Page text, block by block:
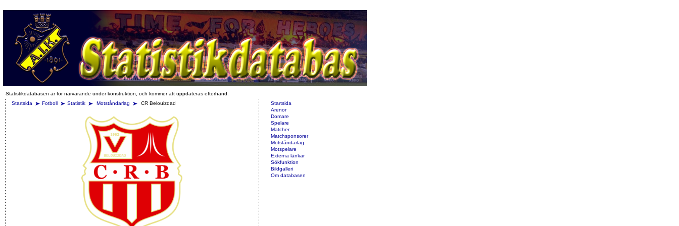
Statistikdatabasen är för närvarande under konstruktion, och kommer att uppdateras efterhand.
Startsida
Fotboll Statistik Motståndarlag CR Belouizdad
Startsida
Arenor
Domare
Spelare
Matcher
Matchsponsorer
Motståndarlag
Motspelare
Externa länkar
Sökfunktion
Bildgalleri
Om databasen